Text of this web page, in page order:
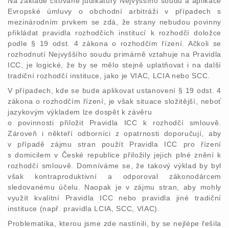
Evropské úmluvy o obchodní arbitráži v případech s
mezinárodním prvkem se zdá, že strany nebudou povinny
přikládat pravidla rozhodčích institucí k rozhodčí doložce
podle § 19 odst. 4 zákona o rozhodčím řízení. Ačkoli se
rozhodnutí Nejvyššího soudu primárně vztahuje na Pravidla
ICC, je logické, že by se mělo stejně uplatňovat i na další
tradiční rozhodčí instituce, jako je VIAC, LCIA nebo SCC.
V případech, kde se bude aplikovat ustanovení § 19 odst. 4
zákona o rozhodčím řízení, je však situace složitější, neboť
jazykovým výkladem lze dospět k závěru
o povinnosti přiložit Pravidla ICC k rozhodčí smlouvě.
Zároveň i někteří odborníci z opatrnosti doporučují, aby
v případě zájmu stran použít Pravidla ICC pro řízení
s domicilem v České republice přiložily jejich plné znění k
rozhodčí smlouvě. Domníváme se, že takový výklad by byl
však kontraproduktivní a odporoval zákonodárcem
sledovanému účelu. Naopak je v zájmu stran, aby mohly
využít kvalitní Pravidla ICC nebo pravidla jiné tradiční
instituce (např. pravidla LCIA, SCC, VIAC).
Problematika, kterou jsme zde nastínili, by se nejlépe řešila